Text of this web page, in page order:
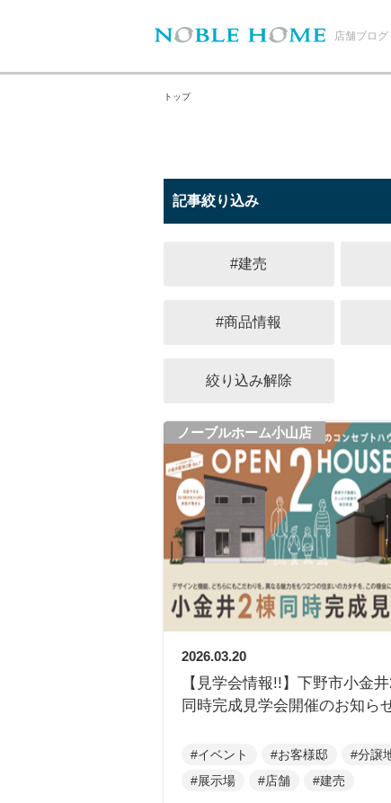
店舗ブログ
トップ
記事絞り込み
#建売
#商品情報
絞り込み解除
ノーブルホーム小山店
2026.03.20
【見学会情報!!】下野市小金
同時完成見学会開催のお知ら
#イベント #お客様邸
#分譲
#展示場
#店舗 #建売